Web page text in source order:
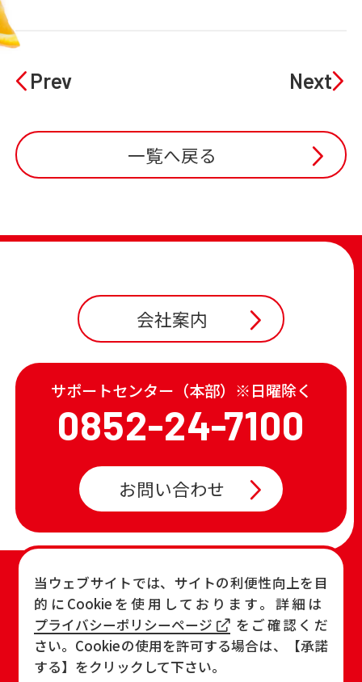
当ウェブサイトでは、サイトの利便性向上を目
的にCookieを使用しております。詳細は
プライバシーポリシーページ
をご確認くだ
さい。Cookieの使用を許可する場合は、【承諾
する】をクリックして下さい。
Prev Next
一覧へ戻る
会社案内
サポートセンター（本部）※日曜除く
0852-24-7100
お問い合わせ
TOP
店舗一覧・チラシ
お知らせ
おすすめ商品
各店の最新情報